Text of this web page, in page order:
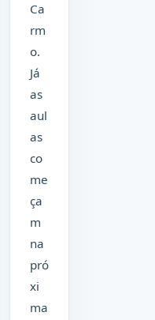
Ca
rm
o.
Já
as
aul
as
co
me
ça
m
na
pró
xi
ma